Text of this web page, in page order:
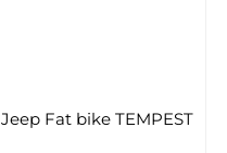
Jeep Fat bike TEMPEST